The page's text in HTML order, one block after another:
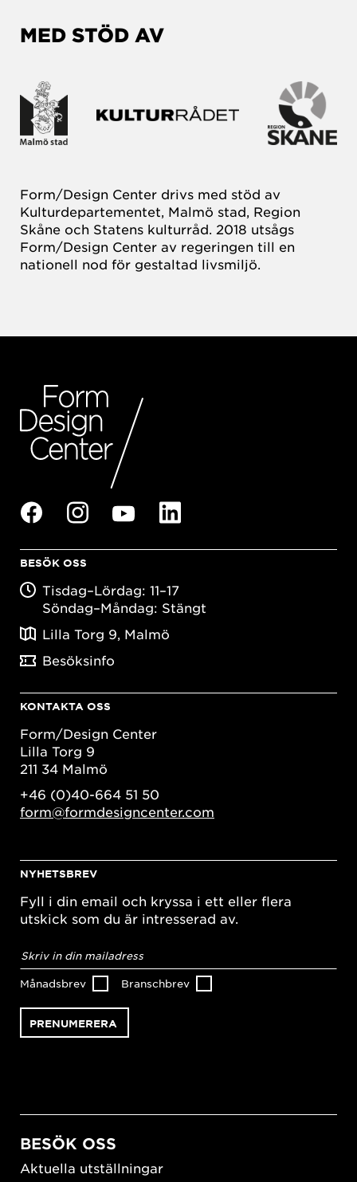
MED STÖD AV
Form/Design Center drivs med stöd av
Kulturdepartementet, Malmö stad, Region
Skåne och Statens kulturråd. 2018 utsågs
Form/Design Center av regeringen till en
nationell nod för gestaltad livsmiljö.
BESÖK OSS
Tisdag–Lördag: 11–17
Söndag–Måndag: Stängt
Lilla Torg 9, Malmö
Besöksinfo
KONTAKTA OSS
Form/Design Center
Lilla Torg 9
211 34 Malmö
+46 (0)40-664 51 50
form@formdesigncenter.com
NYHETSBREV
Fyll i din email och kryssa i ett eller flera
utskick som du är intresserad av.
postadress*
Månadsbrev Branschbrev
BESÖK OSS
Aktuella utställningar